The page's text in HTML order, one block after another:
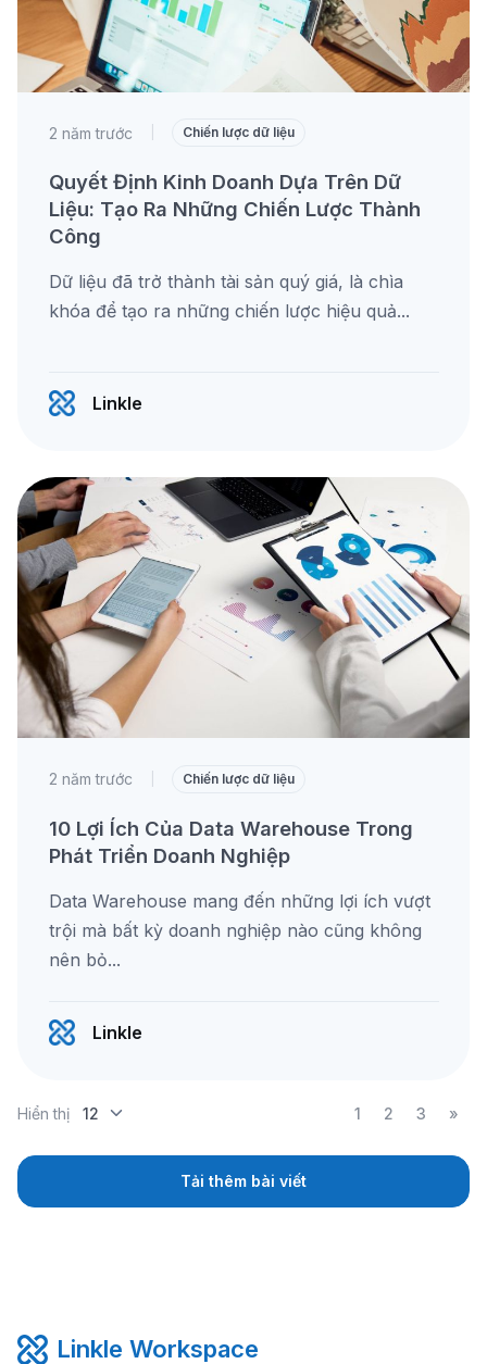
2 năm trước Chiến lược dữ liệu
Quyết Định Kinh Doanh Dựa Trên Dữ
Liệu: Tạo Ra Những Chiến Lược Thành
Công
Dữ liệu đã trở thành tài sản quý giá, là chìa
khóa để tạo ra những chiến lược hiệu quả...
Linkle
2 năm trước Chiến lược dữ liệu
10 Lợi Ích Của Data Warehouse Trong
Phát Triển Doanh Nghiệp
Data Warehouse mang đến những lợi ích vượt
trội mà bất kỳ doanh nghiệp nào cũng không
nên bỏ...
Linkle
Hiển thị
Tải thêm bài viết
1 2 3 »
Linkle Workspace